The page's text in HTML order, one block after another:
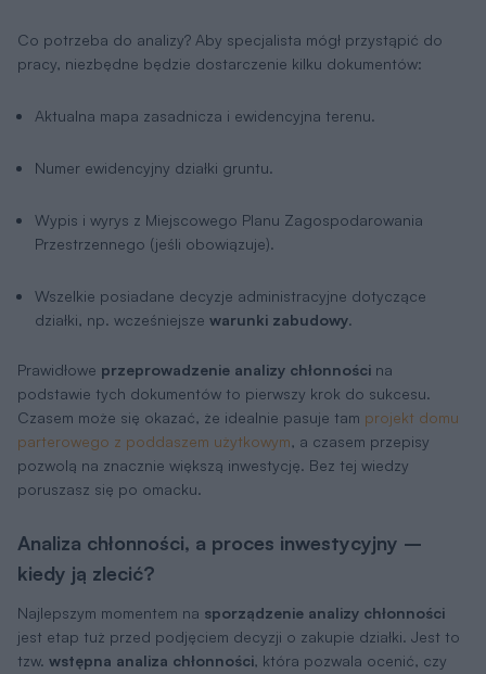
Co potrzeba do analizy? Aby specjalista mógł przystąpić do
pracy, niezbędne będzie dostarczenie kilku dokumentów:
Aktualna mapa zasadnicza i ewidencyjna terenu.
Numer ewidencyjny działki gruntu.
Wypis i wyrys z Miejscowego Planu Zagospodarowania
Przestrzennego (jeśli obowiązuje).
Wszelkie posiadane decyzje administracyjne dotyczące
działki, np. wcześniejsze warunki zabudowy.
Prawidłowe przeprowadzenie analizy chłonności na
podstawie tych dokumentów to pierwszy krok do sukcesu.
Czasem może się okazać, że idealnie pasuje tam projekt domu
parterowego z poddaszem użytkowym, a czasem przepisy
pozwolą na znacznie większą inwestycję. Bez tej wiedzy
poruszasz się po omacku.
Analiza chłonności, a proces inwestycyjny –
kiedy ją zlecić?
Najlepszym momentem na sporządzenie analizy chłonności
jest etap tuż przed podjęciem decyzji o zakupie działki. Jest to
tzw. wstępna analiza chłonności, która pozwala ocenić, czy